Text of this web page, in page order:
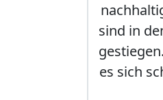
sind in
es sich